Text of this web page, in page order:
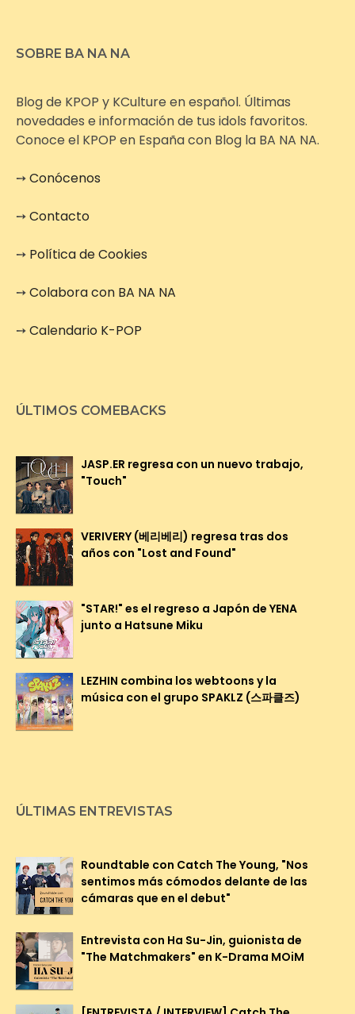
SOBRE BA NA NA
Blog de KPOP y KCulture en español. Últimas
novedades e información de tus idols favoritos.
Conoce el KPOP en España con Blog la BA NA NA.
➙Conócenos
➙Contacto
➙ Política de Cookies
➙Colabora con BA NA NA
➙Calendario K-POP
ÚLTIMOS COMEBACKS
JASP.ER regresa con un nuevo trabajo,
"Touch"
VERIVERY (베리베리) regresa tras dos
años con "Lost and Found"
"STAR!" es el regreso a Japón de YENA
junto a Hatsune Miku
LEZHIN combina los webtoons y la
música con el grupo SPAKLZ (스파클즈)
ÚLTIMAS ENTREVISTAS
Roundtable con Catch The Young, "Nos
sentimos más cómodos delante de las
cámaras que en el debut"
Entrevista con Ha Su-Jin, guionista de
"The Matchmakers" en K-Drama MOiM